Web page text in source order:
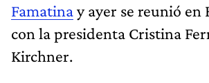
Famatinay ayer se reunió en
con la presidenta Cristina
Kirchner.